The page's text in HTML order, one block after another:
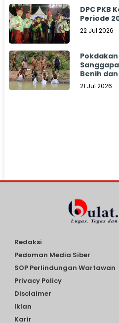
DPC PKB
Periode
22 Jul 2026
Benih
21 Jul 2026
Redaksi
Pedoman Media Siber
SOP Perlindungan Wartawan
Privacy Policy
Disclaimer
Iklan
Karir